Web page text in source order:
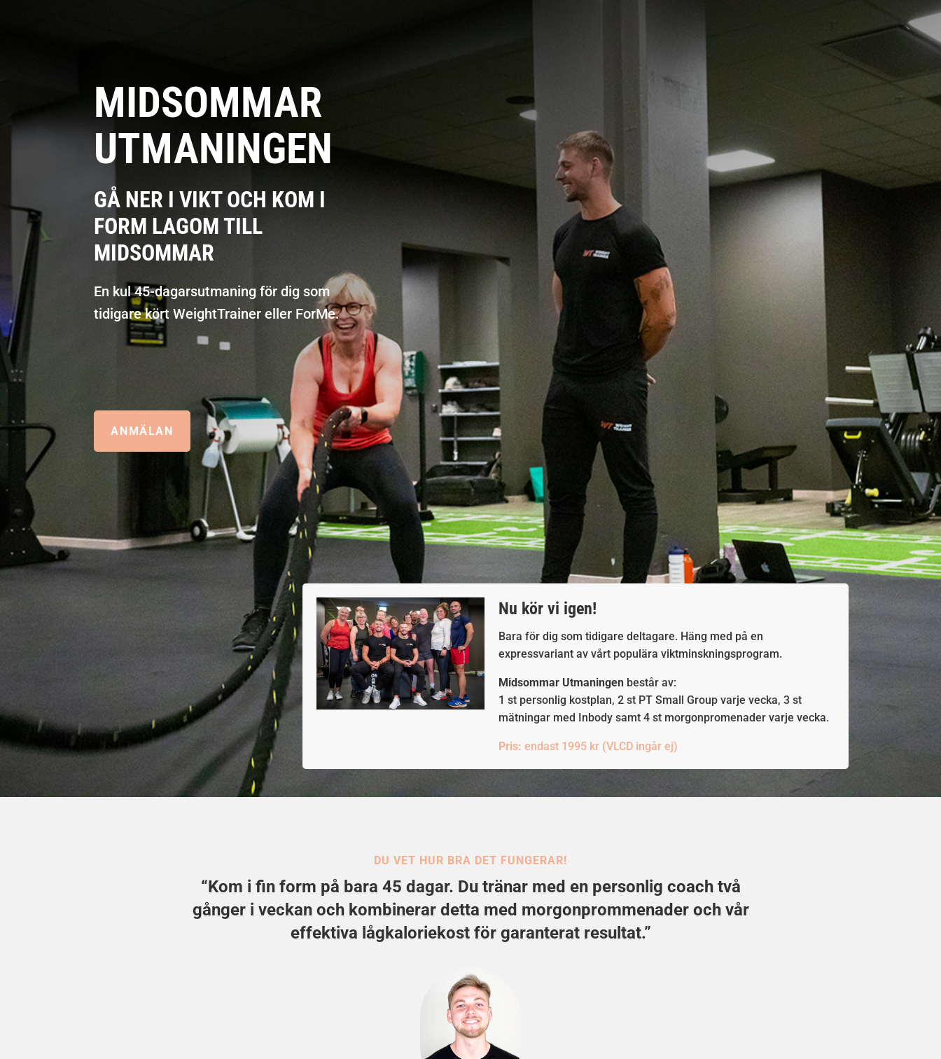
MIDSOMMAR
UTMANINGEN
GÅ NER I VIKT OCH KOM I
FORM LAGOM TILL
MIDSOMMAR
En kul 45-dagarsutmaning för dig som
tidigare kört WeightTrainer eller ForMe.
ANMÄLAN
Nu kör vi igen!
Bara för dig som tidigare deltagare. Häng med på en
expressvariant av vårt populära viktminskningsprogram.
Midsommar Utmaningenbestår av:
1 st personlig kostplan, 2 st PT Small Group varje vecka, 3 st
mätningar med Inbody samt 4 st morgonpromenader varje vecka.
Pris: endast 1995 kr (VLCD ingår ej)
DU VET HUR BRA DET FUNGERAR!
“Kom i fin form på bara 45 dagar. Du tränar med en personlig coach två
gånger i veckan och kombinerar detta med morgonprommenader och vår
effektiva lågkaloriekost för garanterat resultat.”